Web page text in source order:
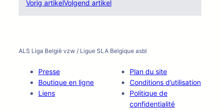
Vorig artikelVolgend artikel
ALS Liga België vzw / Ligue SLA Belgique asbl
Presse
Boutique en ligne
Liens
Plan du site
Conditions d’utilisation
Politique de
confidentialité